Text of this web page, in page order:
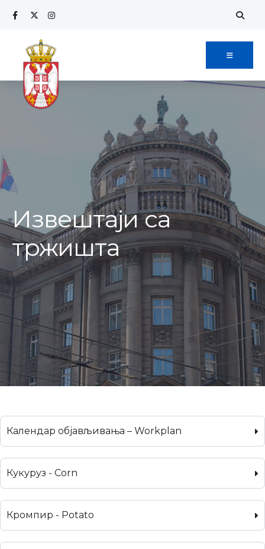
Извештаји са
тржишта
Календар објављивања – Workplan
Кукуруз - Corn
Кромпир - Potato